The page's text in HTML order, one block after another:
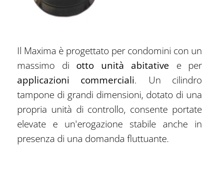
Il Maxima è progettato per condomini con un
massimo di otto unità abitative e per
applicazioni commerciali. Un cilindro
tampone di grandi dimensioni, dotato di una
propria unità di controllo, consente portate
elevate e un'erogazione stabile anche in
presenza di una domanda fluttuante.